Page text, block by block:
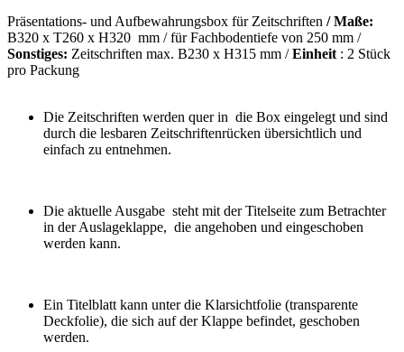
Präsentations- und Aufbewahrungsbox für Zeitschriften / Maße:
B320 x T260 x H320 mm / für Fachbodentiefe von 250 mm /
Sonstiges: Zeitschriften max. B230 x H315 mm /Einheit : 2 Stück
pro Packung
Die Zeitschriften werden quer in die Box eingelegt und sind
durch die lesbaren Zeitschriftenrücken übersichtlich und
einfach zu entnehmen.
Die aktuelle Ausgabe steht mit der Titelseite zum Betrachter
in der Auslageklappe, die angehoben und eingeschoben
werden kann.
Ein Titelblatt kann unter die Klarsichtfolie (transparente
Deckfolie), die sich auf der Klappe befindet, geschoben
werden.